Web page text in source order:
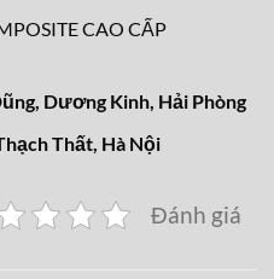
CAO CẤP
Dương Kinh, Hải Phòng
Thất, Hà Nội
Đánh giá